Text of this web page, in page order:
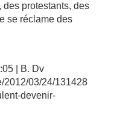
protestants, des
se réclame des
| B. Dv
2012/03/24/131428
devenir-